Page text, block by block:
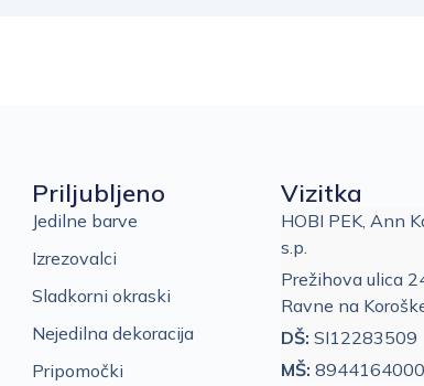
Priljubljeno
Jedilne barve
Izrezovalci
Sladkorni okraski
Nejedilna dekoracija
Pripomočki
Vizitka
HOBI PEK, Ann
s.p.
Prežihova ulica
Ravne na
DŠ: SI12283509
MŠ: 8944164000